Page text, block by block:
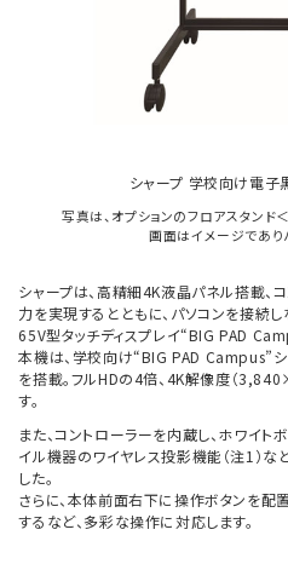
シャープ 学校向け電
写真は、オプションのフロアスタン
画面はイメージであり
シャープは、高精細4K液晶パネル搭載、
力を実現するとともに、パソコンを接続
65V型タッチディスプレイ“BIG PAD
本機は、学校向け“BIG PAD Campus”
を搭載。フルHDの4倍、4K解像度（
す。
また、コントローラーを内蔵し、ホワイト
イル機器のワイヤレス投影機能（注1）
した。
さらに、本体前面右下に操作ボタンを配
するなど、多彩な操作に対応します。